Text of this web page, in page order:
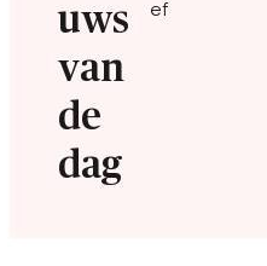
uws
van
de
dag
ef